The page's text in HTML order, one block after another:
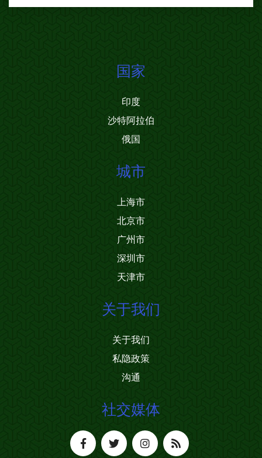
国家
印度
沙特阿拉伯
俄国
城市
上海市
北京市
广州市
深圳市
天津市
关于我们
关于我们
私隐政策
沟通
社交媒体